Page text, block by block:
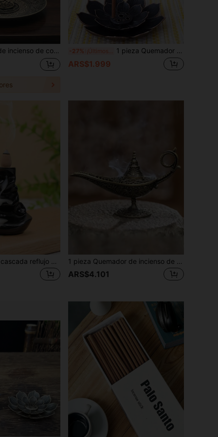
conos, varillas y bobinas de incienso, para meditación, yoga, uso interior y exterior -27% 1 pieza Quemador de incienso de loto, soporte para incienso en espiral, bandeja para incienso budista, quemador de incienso de Año Nuevo, quemador de incienso de metal hueco de aleación, quemador de incienso Zen, difusor de aromaterapia, caja de incienso, decoración del hogar, decoración de la habitación, estudio de yoga, spa y meditación, camping, temporada de graduación/Día de la Independencia/temporada de bodas
ARS$1.999
1 pieza negro de cascada reflujo Quemador de incienso casa Decoración Adorno 1 pieza Quemador de incienso de metal tipo lámpara - Decoración del hogar estilo vintage, soporte para vela como regalo sin vela
ARS$4.101